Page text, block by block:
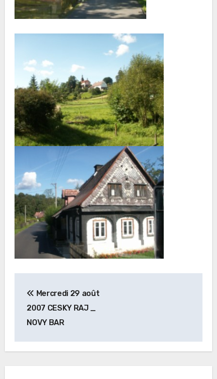
de
l’article
Mercredi 29 août
2007 CESKY RAJ _
NOVY BAR